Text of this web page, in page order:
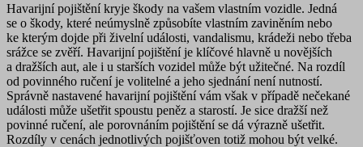
Havarijní pojištění kryje škody na vašem vlastním vozidle. Jedná
se o škody, které neúmyslně způsobíte vlastním zaviněním nebo
ke kterým dojde při živelní události, vandalismu, krádeži nebo třeba
srážce se zvěří. Havarijní pojištění je klíčové hlavně u novějších
a dražších aut, ale i u starších vozidel může být užitečné. Na rozdíl
od povinného ručení je volitelné a jeho sjednání není nutností.
Správně nastavené havarijní pojištění vám však v případě nečekané
události může ušetřit spoustu peněz a starostí. Je sice dražší než
povinné ručení, ale porovnáním pojištění se dá výrazně ušetřit.
Rozdíly v cenách jednotlivých pojišťoven totiž mohou být velké.